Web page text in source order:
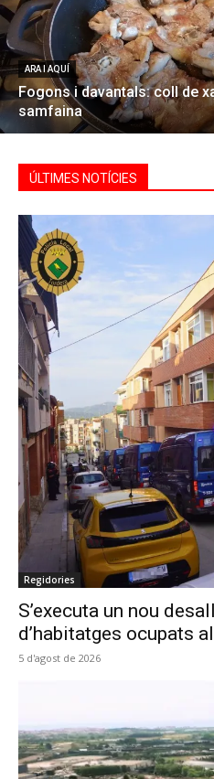
ARA I AQUÍ
Fogons i davantals: coll de
samfaina
ÚLTIMES NOTÍCIES
Regidories
S’executa un nou
d’habitatges ocupats
5 d'agost de 2026